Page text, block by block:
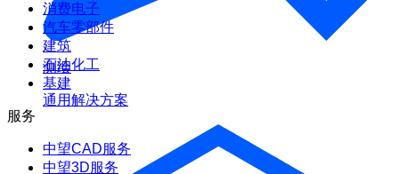
测绘
通用解决方案
消费电子
汽车零部件
建筑
石油化工
基建
服务
中望CAD服务
中望3D服务